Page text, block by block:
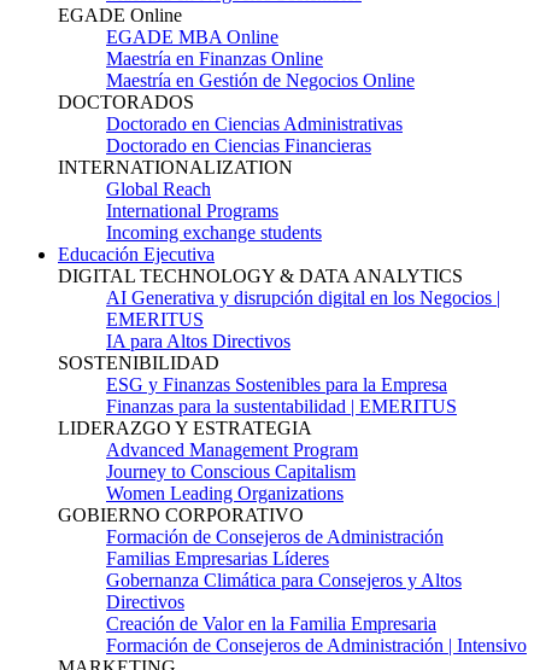
EGADE Online
EGADE MBA Online
Maestría en Finanzas Online
Maestría en Gestión de Negocios Online
DOCTORADOS
Doctorado en Ciencias Administrativas
Doctorado en Ciencias Financieras
INTERNATIONALIZATION
Global Reach
International Programs
Incoming exchange students
Educación Ejecutiva
DIGITAL TECHNOLOGY & DATA ANALYTICS
AI Generativa y disrupción digital en los Negocios |
EMERITUS
IA para Altos Directivos
SOSTENIBILIDAD
ESG y Finanzas Sostenibles para la Empresa
Finanzas para la sustentabilidad | EMERITUS
LIDERAZGO Y ESTRATEGIA
Advanced Management Program
Journey to Conscious Capitalism
Women Leading Organizations
GOBIERNO CORPORATIVO
Formación de Consejeros de Administración
Familias Empresarias Líderes
Gobernanza Climática para Consejeros y Altos
Directivos
Creación de Valor en la Familia Empresaria
Formación de Consejeros de Administración | Intensivo